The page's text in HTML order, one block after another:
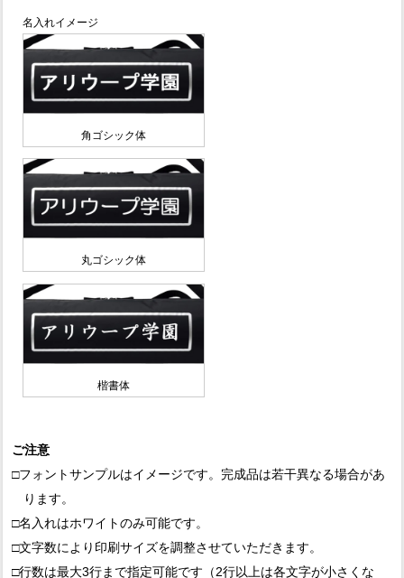
名入れイメージ
角ゴシック体
丸ゴシック体
楷書体
ご注意
□フォントサンプルはイメージです。完成品は若干異なる場合があ
ります。
□名入れはホワイトのみ可能です。
□文字数により印刷サイズを調整させていただきます。
□行数は最大3行まで指定可能です（2行以上は各文字が小さくな